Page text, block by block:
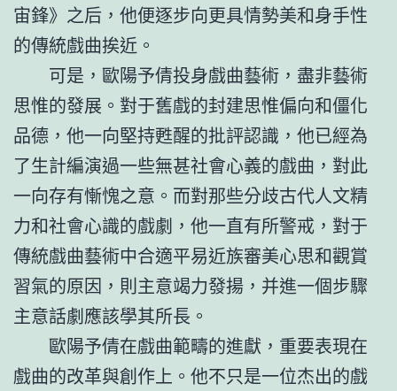
宙鋒》之后，他便逐步向更具情勢美和身手性
的傳統戲曲挨近。
可是，歐陽予倩投身戲曲藝術，盡非藝術
思惟的發展。對于舊戲的封建思惟偏向和僵化
品德，他一向堅持甦醒的批評認識，他已經為
了生計編演過一些無甚社會心義的戲曲，對此
一向存有慚愧之意。而對那些分歧古代人文精
力和社會心識的戲劇，他一直有所警戒，對于
傳統戲曲藝術中合適平易近族審美心思和觀賞
習氣的原因，則主意竭力發揚，并進一個步驟
主意話劇應該學其所長。
歐陽予倩在戲曲範疇的進獻，重要表現在
戲曲的改革與創作上。他不只是一位杰出的戲